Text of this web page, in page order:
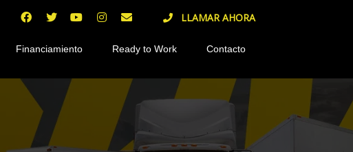
LLAMAR AHORA
Financiamiento Ready to Work Contacto